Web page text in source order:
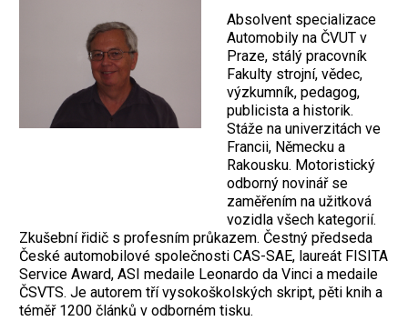
Absolvent specializace
Automobily na ČVUT v
Praze, stálý pracovník
Fakulty strojní, vědec,
výzkumník, pedagog,
publicista a historik.
Stáže na univerzitách ve
Francii, Německu a
Rakousku. Motoristický
odborný novinář se
zaměřením na užitková
vozidla všech kategorií.
Zkušební řidič s profesním průkazem. Čestný předseda
České automobilové společnosti CAS-SAE, laureát FISITA
Service Award, ASI medaile Leonardo da Vinci a medaile
ČSVTS. Je autorem tří vysokoškolských skript, pěti knih a
téměř 1200 článků v odborném tisku.